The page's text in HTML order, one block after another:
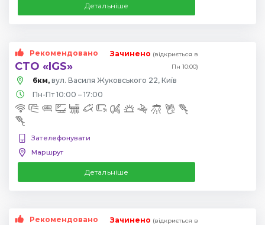
Детальніше
Рекомендовано
СТО «IGS»
Зачинено (відкриється в
Пн 10:00)
6км, вул. Василя Жуковського 22, Київ
Пн-Пт 10:00 – 17:00
Зателефонувати
Маршрут
Детальніше
Рекомендовано Зачинено (відкриється в